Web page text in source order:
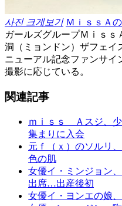
사진 크게보기 ＭｉｓｓＡ
ガールズグループＭｉｓｓ
洞（ミョンドン）ザフェイ
ニューアル記念ファンサイ
撮影に応じている。
関連記事
ｍｉｓｓ Ａスジ、
集まりに入会
元ｆ（ｘ）のソルリ
色の肌
女優イ・ミンジョン
出席…出産後初
女優イ・ヨンエの娘